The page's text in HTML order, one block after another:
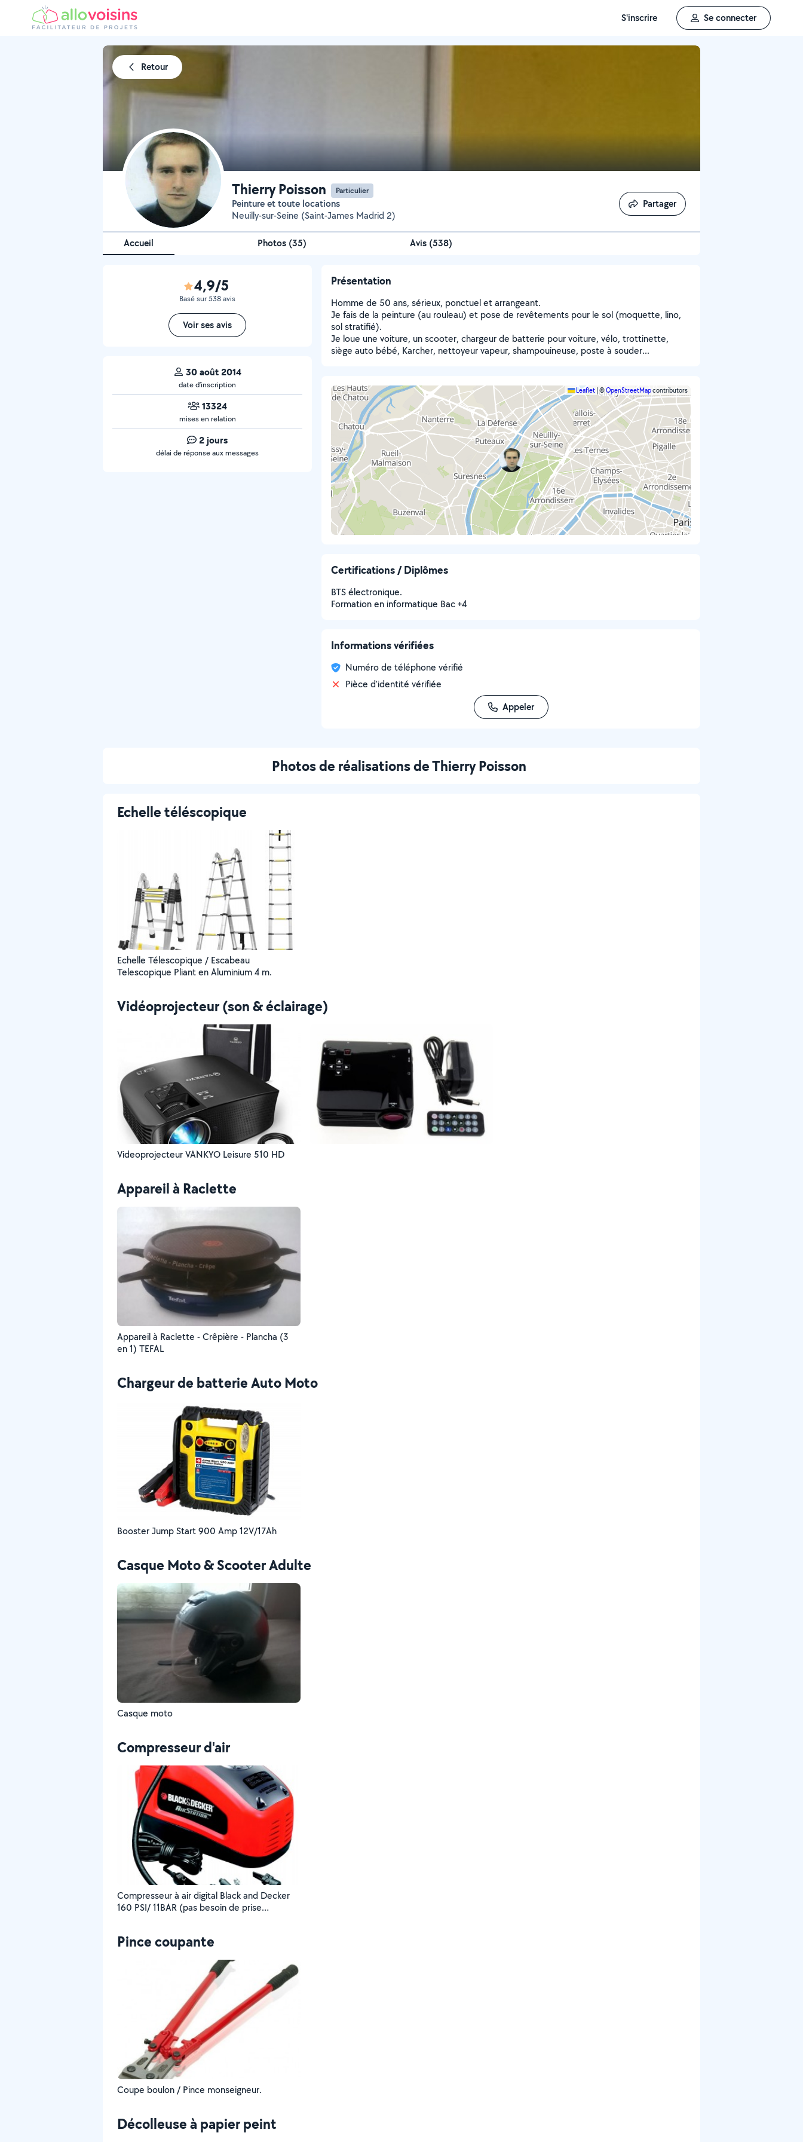
S'inscrire Se connecter
Retour
Thierry Poisson Particulier
Peinture et toute locations
Neuilly-sur-Seine (Saint-James Madrid 2)
Partager
Partager
Accueil Photos (35) Avis (538)
4,9/5
Basé sur 538 avis
Voir ses avis
30 août 2014
date d’inscription
13324
mises en relation
2 jours
délai de réponse aux messages
Présentation
Homme de 50 ans, sérieux, ponctuel et arrangeant.
Je fais de la peinture (au rouleau) et pose de revêtements pour le sol (moquette, lino,
sol stratifié).
Je loue une voiture, un scooter, chargeur de batterie pour voiture, vélo, trottinette,
siège auto bébé, Karcher, nettoyeur vapeur, shampouineuse, poste à souder...
Leaflet ©OpenStreetMapcontributors
Certifications / Diplômes
BTS électronique.
Formation en informatique Bac +4
Informations vérifiées
Numéro de téléphone vérifié
Pièce d'identité vérifiée
Appeler
Photos de réalisations de Thierry Poisson
Echelle téléscopique
Echelle Télescopique / Escabeau
Telescopique Pliant en Aluminium 4 m.
Vidéoprojecteur (son & éclairage)
Videoprojecteur VANKYO Leisure 510 HD
Appareil à Raclette
Appareil à Raclette - Crêpière - Plancha (3
en 1) TEFAL
Chargeur de batterie Auto Moto
Booster Jump Start 900 Amp 12V/17Ah
Casque Moto & Scooter Adulte
Casque moto
Compresseur d'air
Compresseur à air digital Black and Decker
160 PSI/ 11BAR (pas besoin de prise
Pince coupante
Coupe boulon / Pince monseigneur.
Décolleuse à papier peint